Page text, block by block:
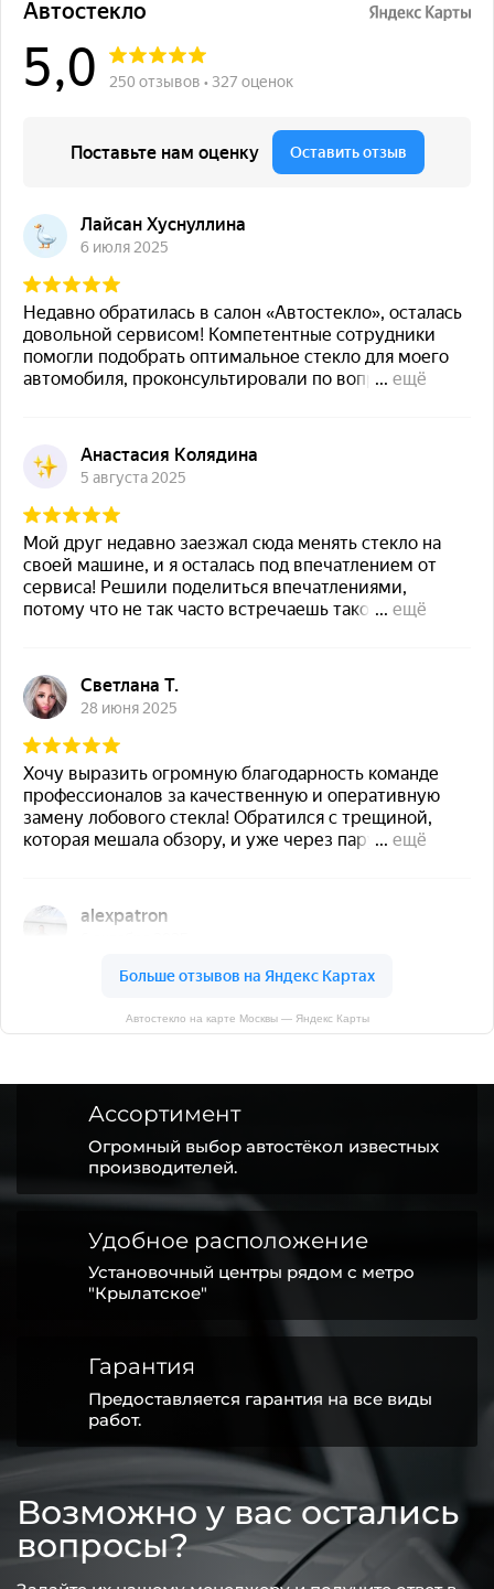
Автостекло на карте Москвы — Яндекс Карты
Ассортимент
Огромный выбор автостёкол известных
производителей.
Удобное расположение
Установочный центры рядом с метро
"Крылатское"
Гарантия
Предоставляется гарантия на все виды
работ.
Возможно у вас остались
вопросы?